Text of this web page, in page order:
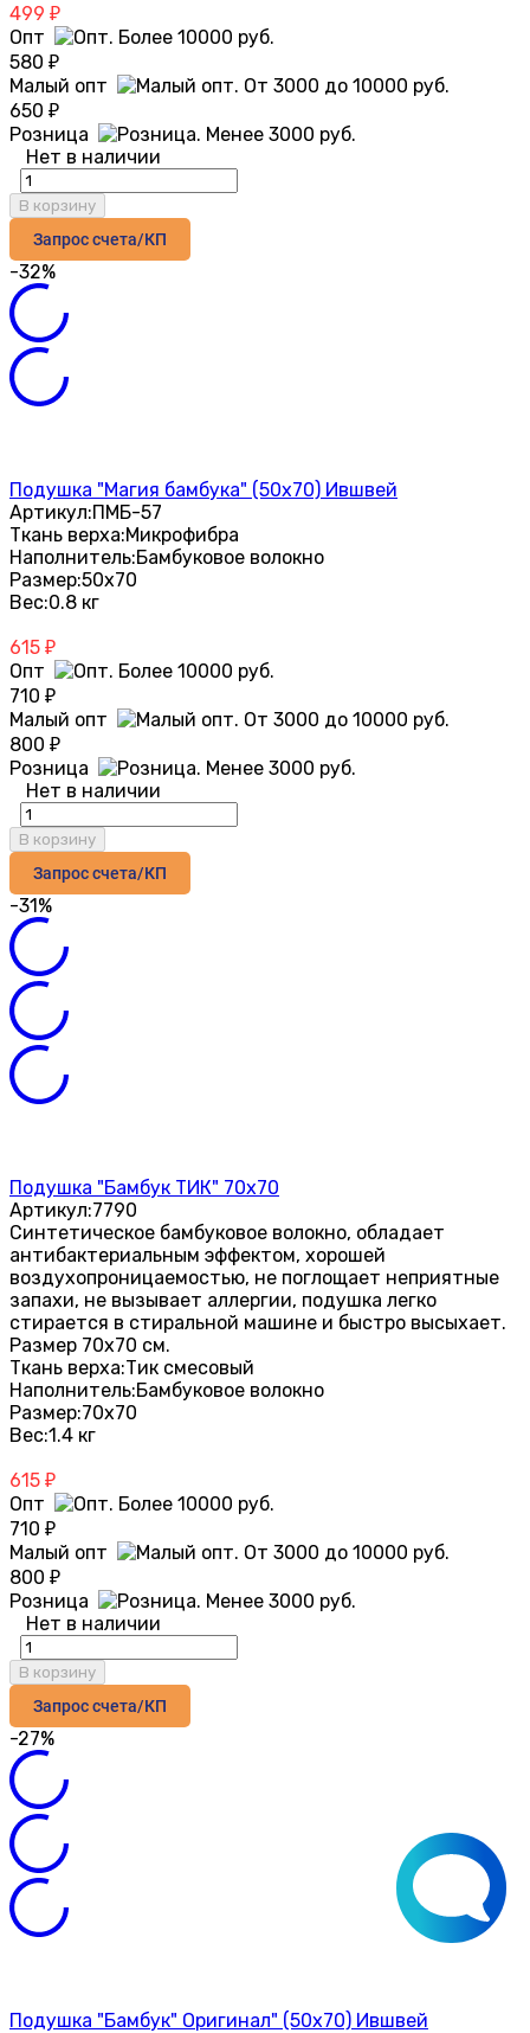
499 ₽
Опт
580 ₽
Малый опт
650 ₽
Розница
Нет в наличии
В корзину
Запрос счета/КП
-32%
Подушка "Магия бамбука" (50х70) Ившвей
Артикул:ПМБ-57
Ткань верха:Микрофибра
Наполнитель:Бамбуковое волокно
Размер:50х70
Вес:0.8 кг
615 ₽
Опт
710 ₽
Малый опт
800 ₽
Розница
Нет в наличии
В корзину
Запрос счета/КП
-31%
Подушка "Бамбук ТИК" 70х70
Артикул:7790
Синтетическое бамбуковое волокно, обладает
антибактериальным эффектом, хорошей
воздухопроницаемостью, не поглощает неприятные
запахи, не вызывает аллергии, подушка легко
стирается в стиральной машине и быстро высыхает.
Размер 70х70 см.
Ткань верха:Тик смесовый
Наполнитель:Бамбуковое волокно
Размер:70х70
Вес:1.4 кг
615 ₽
Опт
710 ₽
Малый опт
800 ₽
Розница
Нет в наличии
В корзину
Запрос счета/КП
-27%
Подушка "Бамбук" Оригинал" (50х70) Ившвей